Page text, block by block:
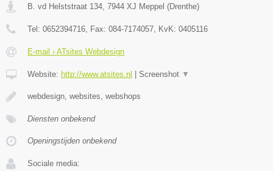
B. vd Helststraat 134 7944 XJ Meppel (Drenthe)
Tel: 0652394716 , Fax: 084-7174057 , KvK: 0405116
E-mail › ATsites Webdesign
Website: http://www.atsites.nl Screenshot ▼
webdesign, websites, webshops
Diensten onbekend
Openingstijden onbekend
Sociale media: